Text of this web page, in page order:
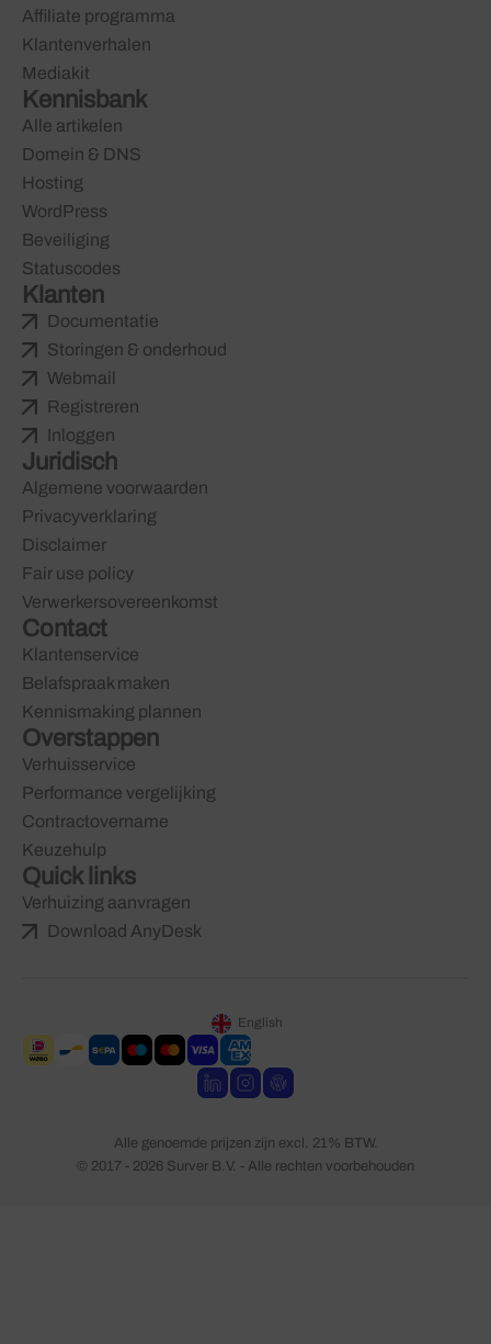
Affiliate programma
Klantenverhalen
Mediakit
Kennisbank
Alle artikelen
Domein & DNS
Hosting
WordPress
Beveiliging
Statuscodes
Klanten
Documentatie
Storingen & onderhoud
Webmail
Registreren
Inloggen
Juridisch
Algemene voorwaarden
Privacyverklaring
Disclaimer
Fair use policy
Verwerkersovereenkomst
Contact
Klantenservice
Belafspraak maken
Kennismaking plannen
Overstappen
Verhuisservice
Performance vergelijking
Contractovername
Keuzehulp
Quick links
Verhuizing aanvragen
Download AnyDesk
English
© 2017 - 2026 Surver B.V. - Alle rechten voorbehouden
Alle genoemde prijzen zijn excl. 21% BTW.